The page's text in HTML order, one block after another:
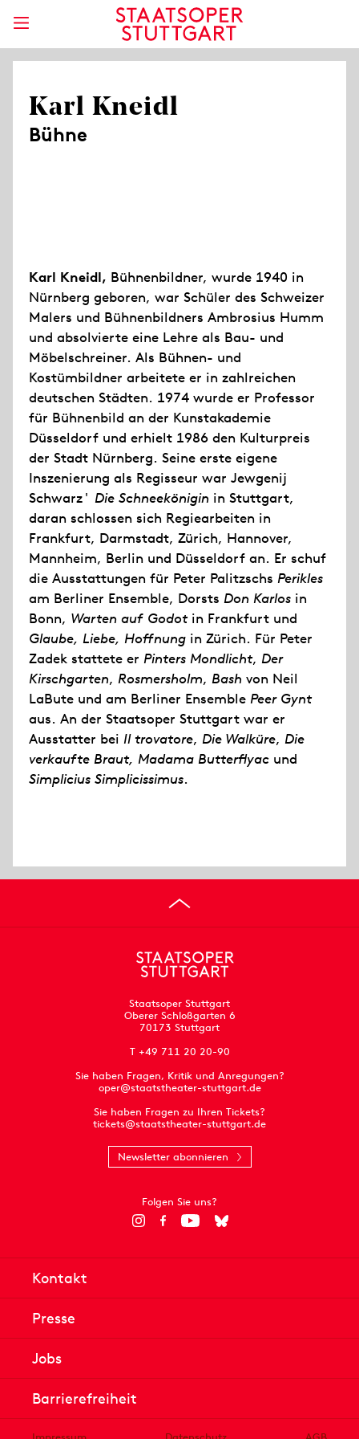
Karl Kneidl
Bühne
Karl Kneidl, Bühnenbildner, wurde 1940 in
Nürnberg geboren, war Schüler des Schweizer
Malers und Bühnenbildners Ambrosius Humm
und absolvierte eine Lehre als Bau- und
Möbelschreiner. Als Bühnen- und
Kostümbildner arbeitete er in zahlreichen
deutschen Städten. 1974 wurde er Professor
für Bühnenbild an der Kunstakademie
Düsseldorf und erhielt 1986 den Kulturpreis
der Stadt Nürnberg. Seine erste eigene
Inszenierung als Regisseur war Jewgenij
Schwarz' Die Schneekönigin in Stuttgart,
daran schlossen sich Regiearbeiten in
Frankfurt, Darmstadt, Zürich, Hannover,
Mannheim, Berlin und Düsseldorf an. Er schuf
die Ausstattungen für Peter Palitzschs Perikles
am Berliner Ensemble, Dorsts Don Karlos in
Bonn, Warten auf Godotin Frankfurt und
Glaube, Liebe, Hoffnung in Zürich. Für Peter
Zadek stattete er Pinters Mondlicht, Der
Kirschgarten, Rosmersholm, Bash von Neil
LaBute und am Berliner Ensemble Peer Gynt
aus. An der Staatsoper Stuttgart war er
Ausstatter bei Il trovatore, Die Walküre, Die
verkaufte Braut, Madama Butterflyac und
Simplicius Simplicissimus.
Staatsoper Stuttgart
Oberer Schloßgarten 6
70173 Stuttgart
T +49 711 20 20-90
Sie haben Fragen, Kritik und Anregungen?
oper@staatstheater-stuttgart.de
Sie haben Fragen zu Ihren Tickets?
tickets@staatstheater-stuttgart.de
Newsletter abonnieren
Folgen Sie uns?
Kontakt
Presse
Jobs
Barrierefreiheit